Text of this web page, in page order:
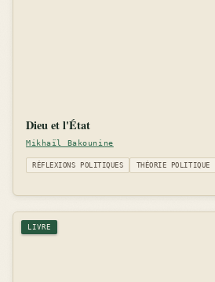
Dieu et l'État
Mikhaïl Bakounine
RÉFLEXIONS POLITIQUES THÉORIE POLITIQUE
LIVRE